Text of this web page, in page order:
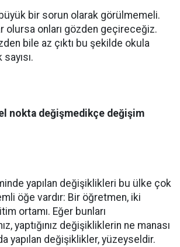
bir sorun olarak görülmemeli.
olursa onları gözden geçireceğiz.
bile az çıktı bu şekilde okula
nokta değişmedikçe değişim
yapılan değişiklikleri bu ülke çok
öğe vardır: Bir öğretmen, iki
ortamı. Eğer bunları
yaptığınız değişikliklerin ne manası
yapılan değişiklikler, yüzeyseldir.